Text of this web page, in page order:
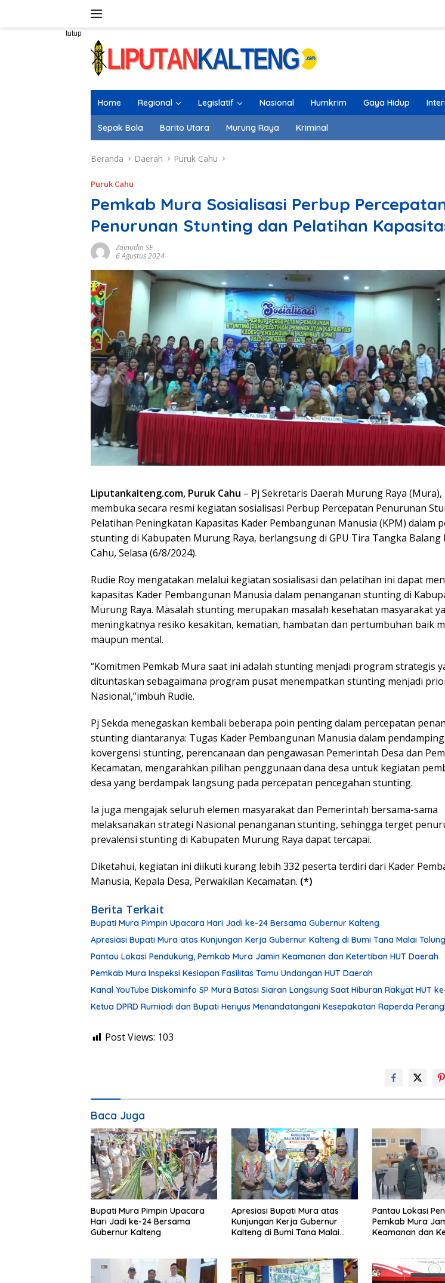
tutup
Home Regional Legislatif Nasional Humkrim Gaya Hidup
Sepak Bola Barito Utara Murung Raya Kriminal
Beranda Daerah Puruk Cahu
Puruk Cahu
Pemkab Mura Sosialisasi Perbup
Penurunan Stunting dan Pelatihan
Zainudin SE
6 Agustus 2024
Liputankalteng.com, Puruk Cahu – Pj Sekretaris Daerah Murung Raya (Mura),
membuka secara resmi kegiatan sosialisasi Perbup Percepatan Penurunan
Pelatihan Peningkatan Kapasitas Kader Pembangunan Manusia (KPM) dalam
stunting di Kabupaten Murung Raya, berlangsung di GPU Tira Tangka Balang
Cahu, Selasa (6/8/2024).
Rudie Roy mengatakan melalui kegiatan sosialisasi dan pelatihan ini dapat
kapasitas Kader Pembangunan Manusia dalam penanganan stunting di
Murung Raya. Masalah stunting merupakan masalah kesehatan masyarakat
meningkatnya resiko kesakitan, kematian, hambatan dan pertumbuhan baik
maupun mental.
“Komitmen Pemkab Mura saat ini adalah stunting menjadi program strategis
dituntaskan sebagaimana program pusat menempatkan stunting menjadi
Nasional,”imbuh Rudie.
Pj Sekda menegaskan kembali beberapa poin penting dalam percepatan
stunting diantaranya: Tugas Kader Pembangunan Manusia dalam
kovergensi stunting, perencanaan dan pengawasan Pemerintah Desa dan
Kecamatan, mengarahkan pilihan penggunaan dana desa untuk kegiatan
desa yang berdampak langsung pada percepatan pencegahan stunting.
Ia juga mengajak seluruh elemen masyarakat dan Pemerintah bersama-sama
melaksanakan strategi Nasional penanganan stunting, sehingga terget
prevalensi stunting di Kabupaten Murung Raya dapat tercapai.
Diketahui, kegiatan ini diikuti kurang lebih 332 peserta terdiri dari Kader
Manusia, Kepala Desa, Perwakilan Kecamatan. (*)
Berita Terkait
Bupati Mura Pimpin Upacara Hari Jadi ke-24 Bersama Gubernur Kalteng
Apresiasi Bupati Mura atas Kunjungan Kerja Gubernur Kalteng di Bumi Tana Malai
Pantau Lokasi Pendukung, Pemkab Mura Jamin Keamanan dan Ketertiban HUT Daerah
Pemkab Mura Inspeksi Kesiapan Fasilitas Tamu Undangan HUT Daerah
Kanal YouTube Diskominfo SP Mura Batasi Siaran Langsung Saat Hiburan Rakyat HUT
Ketua DPRD Rumiadi dan Bupati Heriyus Menandatangani Kesepakatan Raperda
Post Views: 103
Baca Juga
Bupati Mura Pimpin Upacara
Hari Jadi ke-24 Bersama
Gubernur Kalteng
Apresiasi Bupati Mura atas
Kunjungan Kerja Gubernur
Kalteng di Bumi Tana Malai
Pantau Lokasi
Pemkab Mura
Keamanan dan